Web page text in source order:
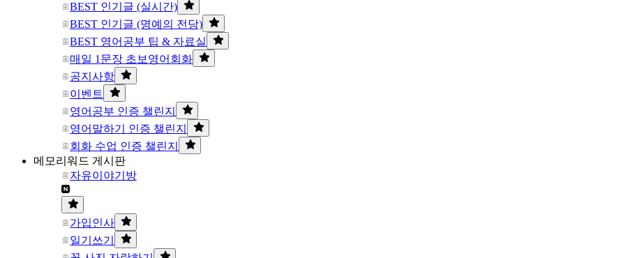
BEST 인기글 (실시간)
BEST 인기글 (명예의 전당)
BEST 영어공부 팁 & 자료실
매일 1문장 초보영어회화
공지사항
이벤트
영어공부 인증 챌린지
영어말하기 인증 챌린지
회화 수업 인증 챌린지
메모리워드 게시판
자유이야기방
가입인사
일기쓰기